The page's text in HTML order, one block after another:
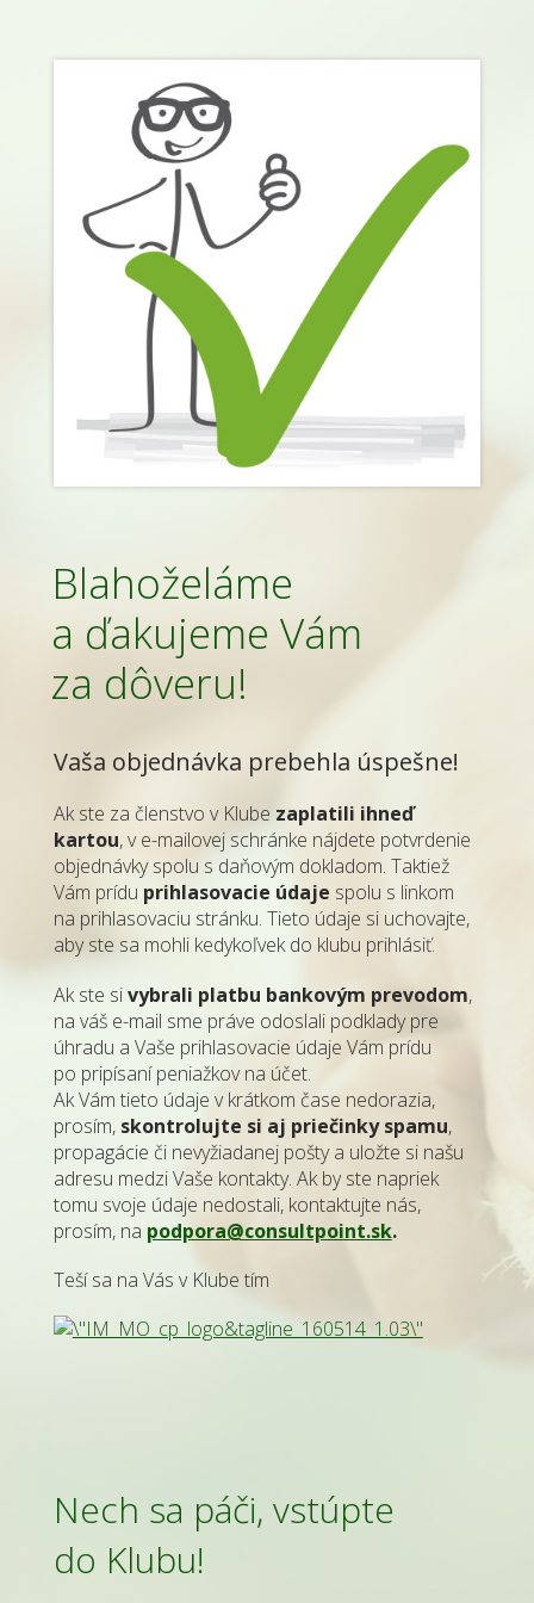
Blahoželáme
a ďakujeme Vám
za dôveru!
Vaša objednávka prebehla úspešne!
Ak ste za členstvo v Klube zaplatili ihneď
kartou, v e-mailovej schránke nájdete potvrdenie
objednávky spolu s daňovým dokladom. Taktiež
Vám prídu prihlasovacie údaje spolu s linkom
na prihlasovaciu stránku. Tieto údaje si uchovajte,
aby ste sa mohli kedykoľvek do klubu prihlásiť.
Ak ste sivybrali platbu bankovým prevodom,
na váš e-mail sme práve odoslali podklady pre
úhradu a Vaše prihlasovacie údaje Vám prídu
po pripísaní peniažkov na účet.
Ak Vám tieto údaje v krátkom čase nedorazia,
prosím, skontrolujte si aj priečinky spamu,
propagácie či nevyžiadanej pošty a uložte si našu
adresu medzi Vaše kontakty. Ak by ste napriek
tomu svoje údaje nedostali, kontaktujte nás,
prosím, na podpora@consultpoint.sk.
Teší sa na Vás v Klube tím
Nech sa páči, vstúpte
do Klubu!